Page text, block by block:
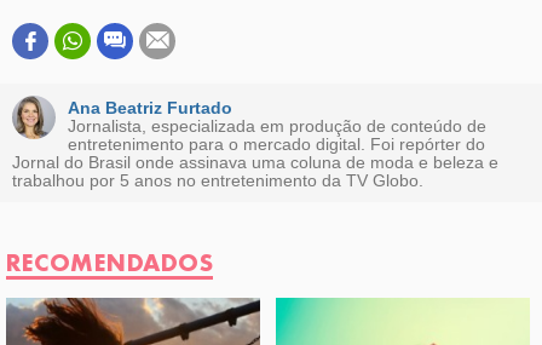
Este conteúdo contém informação incorreta
Este conteúdo não tem a informação que procuro
Outro
Ana Beatriz Furtado
Jornalista, especializada em produção de conteúdo de
entretenimento para o mercado digital. Foi repórter do
Jornal do Brasil onde assinava uma coluna de moda e beleza e
trabalhou por 5 anos no entretenimento da TV Globo.
RECOMENDADOS